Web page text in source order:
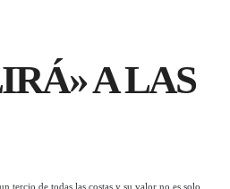
A LAS
tercio de todas las costas y su valor no es solo